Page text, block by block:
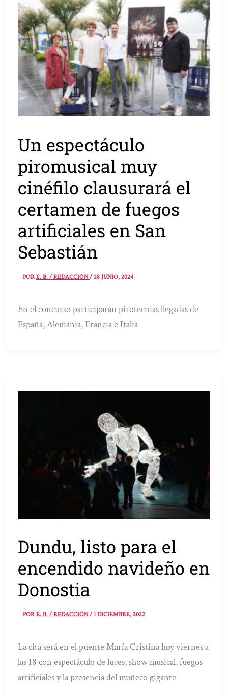
Un espectáculo
piromusical muy
cinéfilo clausurará el
certamen de fuegos
artificiales en San
Sebastián
PORE. B. / REDACCIÓN/28 JUNIO, 2024
En el concurso participarán pirotecnias llegadas de
España, Alemania, Francia e Italia
Dundu, listo para el
encendido navideño en
Donostia
PORE. B. / REDACCIÓN/1 DICIEMBRE, 2022
La cita será en el puente María Cristina hoy viernes a
las 18 con espectáculo de luces, show musical, fuegos
artificiales y la presencia del muñeco gigante